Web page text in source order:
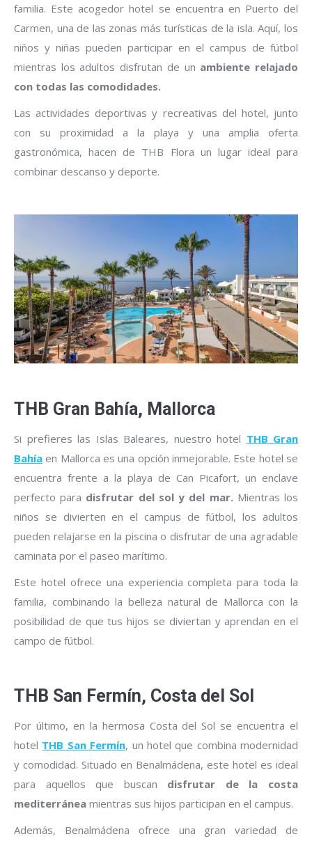
familia. Este acogedor hotel se encuentra en Puerto del
Carmen, una de las zonas más turísticas de la isla. Aquí, los
niños y niñas pueden participar en el campus de fútbol
mientras los adultos disfrutan de un ambiente relajado
con todas las comodidades.
Las actividades deportivas y recreativas del hotel, junto
con su proximidad a la playa y una amplia oferta
gastronómica, hacen de THB Flora un lugar ideal para
combinar descanso y deporte.
THB Gran Bahía, Mallorca
Si prefieres las Islas Baleares, nuestro hotel THB Gran
Bahía en Mallorca es una opción inmejorable. Este hotel se
encuentra frente a la playa de Can Picafort, un enclave
perfecto para disfrutar del sol y del mar. Mientras los
niños se divierten en el campus de fútbol, los adultos
pueden relajarse en la piscina o disfrutar de una agradable
caminata por el paseo marítimo.
Este hotel ofrece una experiencia completa para toda la
familia, combinando la belleza natural de Mallorca con la
posibilidad de que tus hijos se diviertan y aprendan en el
campo de fútbol.
THB San Fermín, Costa del Sol
Por último, en la hermosa Costa del Sol se encuentra el
hotel THB San Fermín, un hotel que combina modernidad
y comodidad. Situado en Benalmádena, este hotel es ideal
para aquellos que buscan disfrutar de la costa
mediterránea mientras sus hijos participan en el campus.
Además, Benalmádena ofrece una gran variedad de